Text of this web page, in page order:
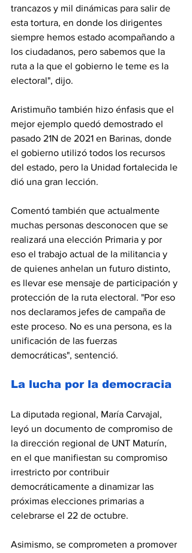
trancazos y mil dinámicas para salir de
esta tortura, en donde los dirigentes
siempre hemos estado acompañando a
los ciudadanos, pero sabemos que la
ruta a la que el gobierno le teme es la
electoral", dijo.
Aristimuño también hizo énfasis que el
mejor ejemplo quedó demostrado el
pasado 21N de 2021 en Barinas, donde
el gobierno utilizó todos los recursos
del estado, pero la Unidad fortalecida le
dió una gran lección.
Comentó también que actualmente
muchas personas desconocen que se
realizará una elección Primaria y por
eso el trabajo actual de la militancia y
de quienes anhelan un futuro distinto,
es llevar ese mensaje de participación y
protección de la ruta electoral. "Por eso
nos declaramos jefes de campaña de
este proceso. No es una persona, es la
unificación de las fuerzas
democráticas", sentenció.
La lucha por la democracia
La diputada regional, María Carvajal,
leyó un documento de compromiso de
la dirección regional de UNT Maturín,
en el que manifiestan su compromiso
irrestricto por contribuir
democráticamente a dinamizar las
próximas elecciones primarias a
celebrarse el 22 de octubre.
Asimismo, se comprometen a promover